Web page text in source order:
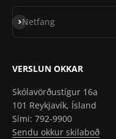
Netfang
Skrá á póstlista
VERSLUN OKKAR
Skólavörðustígur 16a
101 Reykjavík, Ísland
Sími: 792-9900
Sendu okkur skilaboð